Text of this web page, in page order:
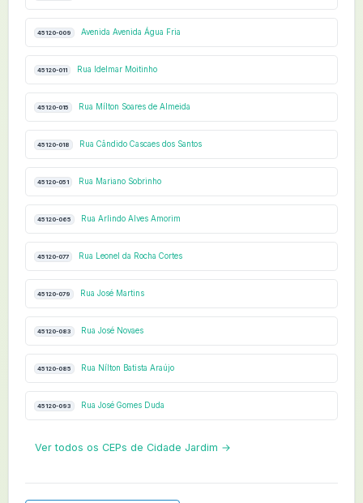
45120-009 Avenida Avenida Água Fria
45120-011 Rua Idelmar Moitinho
45120-015 Rua Mílton Soares de Almeida
45120-018 Rua Cândido Cascaes dos Santos
45120-051 Rua Mariano Sobrinho
45120-065 Rua Arlindo Alves Amorim
45120-077 Rua Leonel da Rocha Cortes
45120-079 Rua José Martins
45120-083 Rua José Novaes
45120-085 Rua Nílton Batista Araújo
45120-093 Rua José Gomes Duda
Ver todos os CEPs de Cidade Jardim →